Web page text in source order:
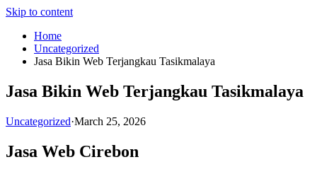
Skip to content
Home
Uncategorized
Jasa Bikin Web Terjangkau Tasikmalaya
Jasa Bikin Web Terjangkau Tasikmalaya
Uncategorized·March 25, 2026
Jasa Web Cirebon